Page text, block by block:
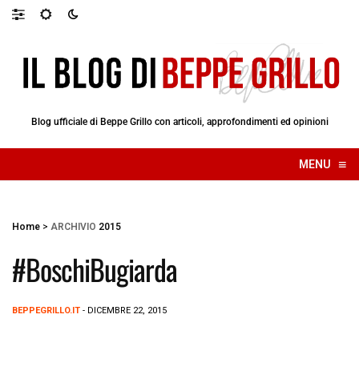
Blog ufficiale di Beppe Grillo con articoli, approfondimenti ed opinioni
MENU ≡
☰
Home > ARCHIVIO 2015
#BoschiBugiarda
BEPPEGRILLO.IT - DICEMBRE 22, 2015